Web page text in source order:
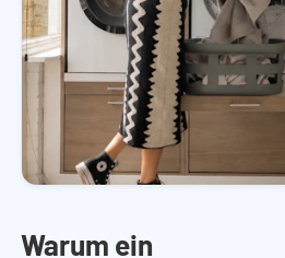
Warum ein